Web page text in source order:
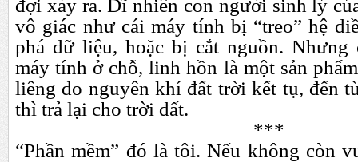
đợi xảy ra. Dĩ nhiên con người sinh lý
vô giác như cái máy tính bị “treo” hệ
phá dữ liệu, hoặc bị cắt nguồn.
máy tính ở chỗ, linh hồn là một sản
liêng do nguyên khí đất trời kết tụ, đến
thì trả lại cho trời đất.
***
“Phần mềm” đó là tôi. Nếu không còn